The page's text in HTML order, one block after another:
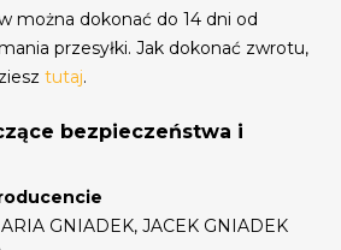
można dokonać do 14 dni od
przesyłki. Jak dokonać zwrotu,
tutaj.
bezpieczeństwa i
GNIADEK, JACEK GNIADEK